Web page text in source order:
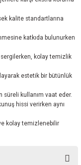
kalite standartlarına
katkıda bulunurken
sergilerken, kolay temizlik
estetik bir bütünlük
süreli kullanım vaat eder.
hissi verirken aynı
kolay temizlenebilir